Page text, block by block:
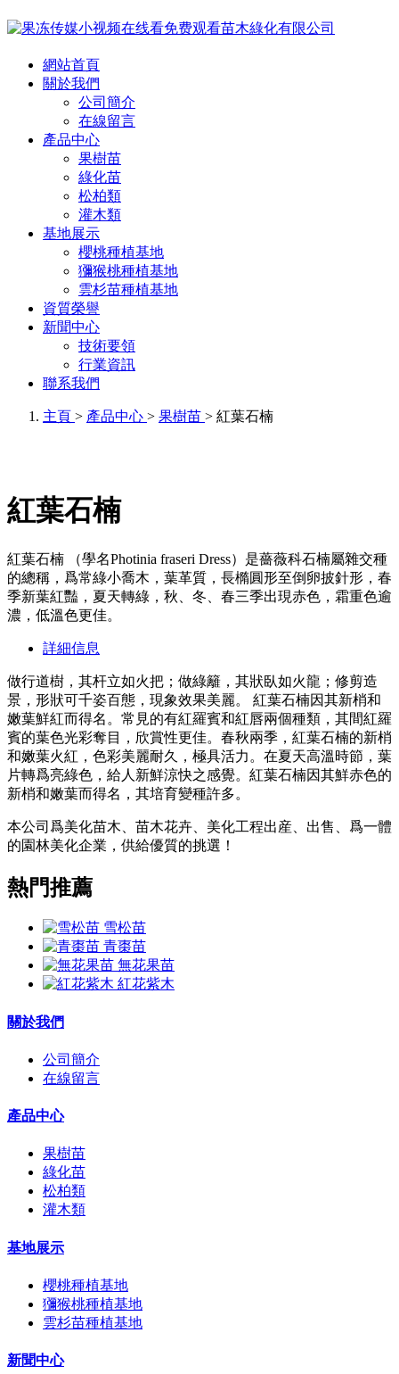
網站首頁
關於我們
公司簡介
在線留言
產品中心
果樹苗
綠化苗
松柏類
灌木類
基地展示
櫻桃種植基地
獼猴桃種植基地
雲杉苗種植基地
資質榮譽
新聞中心
技術要領
行業資訊
聯系我們
主頁 > 產品中心 > 果樹苗 > 紅葉石楠
紅葉石楠
紅葉石楠 （學名Photinia fraseri Dress）是薔薇科石楠屬雜交種
的總稱，爲常綠小喬木，葉革質，長橢圓形至倒卵披針形，春
季新葉紅豔，夏天轉綠，秋、冬、春三季出現赤色，霜重色逾
濃，低溫色更佳。
詳細信息
做行道樹，其杆立如火把；做綠籬，其狀臥如火龍；修剪造
景，形狀可千姿百態，現象效果美麗。 紅葉石楠因其新梢和
嫩葉鮮紅而得名。常見的有紅羅賓和紅唇兩個種類，其間紅羅
賓的葉色光彩奪目，欣賞性更佳。春秋兩季，紅葉石楠的新梢
和嫩葉火紅，色彩美麗耐久，極具活力。在夏天高溫時節，葉
片轉爲亮綠色，給人新鮮涼快之感覺。紅葉石楠因其鮮赤色的
新梢和嫩葉而得名，其培育變種許多。
本公司爲美化苗木、苗木花卉、美化工程出産、出售、爲一體
的園林美化企業，供給優質的挑選！
熱門推薦
雪松苗
青棗苗
無花果苗
紅花紫木
關於我們
公司簡介
在線留言
產品中心
果樹苗
綠化苗
松柏類
灌木類
基地展示
櫻桃種植基地
獼猴桃種植基地
雲杉苗種植基地
新聞中心